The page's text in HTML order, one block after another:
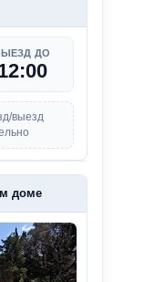
ДО
выезд
доме